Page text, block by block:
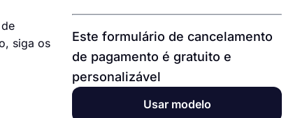
siga os
Este formulário de cancelamento
de pagamento é gratuito e
personalizável
Usar modelo